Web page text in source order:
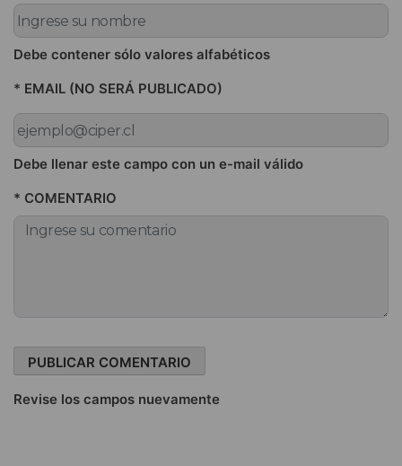
Debe contener sólo valores alfabéticos
* EMAIL (NO SERÁ PUBLICADO)
Debe llenar este campo con un e-mail válido
* COMENTARIO
Revise los campos nuevamente